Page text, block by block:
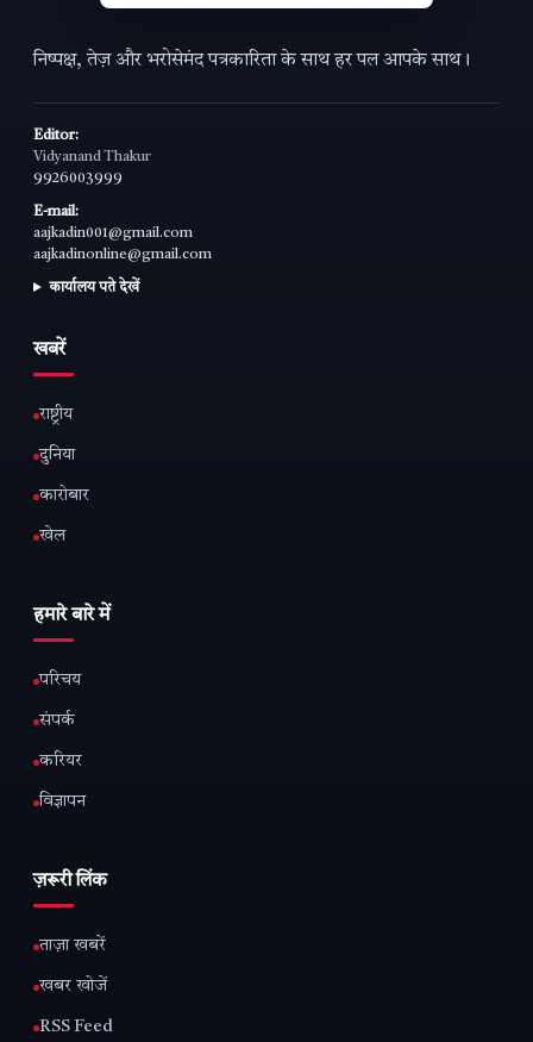
निष्पक्ष, तेज़ और भरोसेमंद पत्रकारिता के साथ हर पल आपके साथ।
Editor:
Vidyanand Thakur
9926003999
E-mail:
aajkadin001@gmail.com
aajkadinonline@gmail.com
कार्यालय पते देखें
खबरें
राष्ट्रीय
दुनिया
कारोबार
खेल
हमारे बारे में
परिचय
संपर्क
करियर
विज्ञापन
ज़रूरी लिंक
ताज़ा खबरें
खबर खोजें
RSS Feed